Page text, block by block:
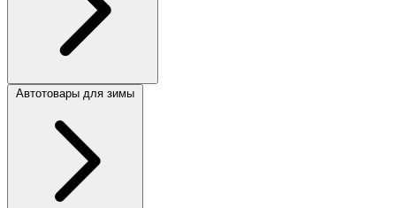
Автотовары для зимы